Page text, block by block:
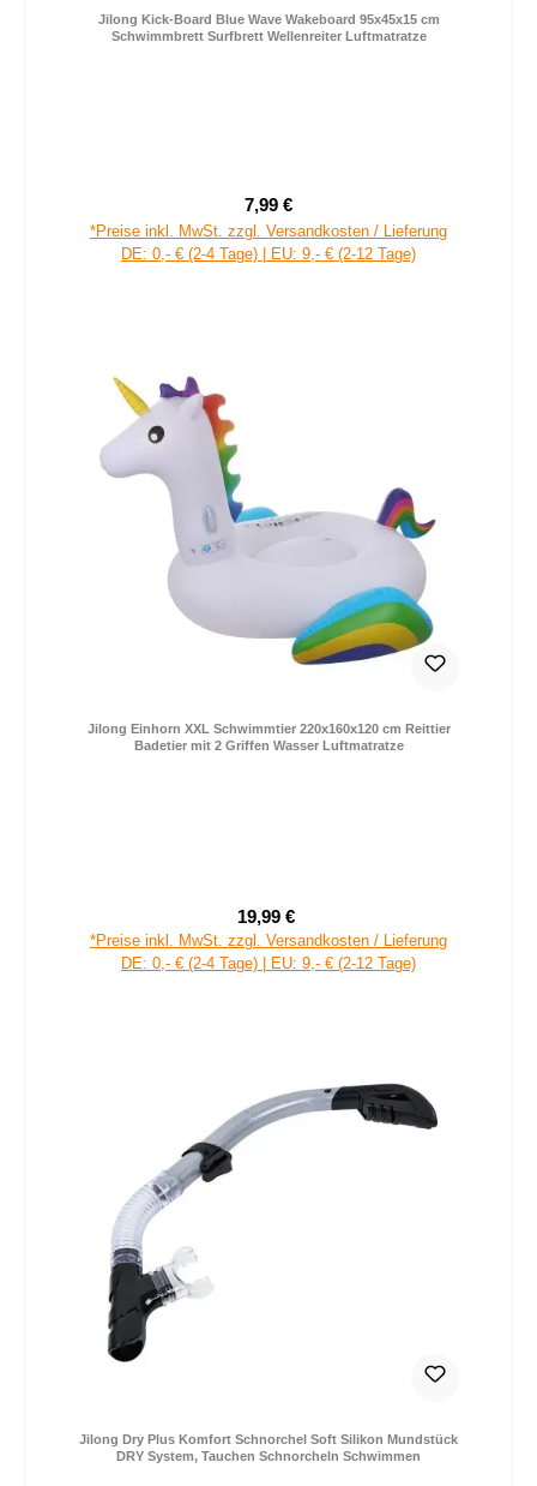
Jilong Kick-Board Blue Wave Wakeboard 95x45x15 cm
Schwimmbrett Surfbrett Wellenreiter Luftmatratze
Regulärer Preis:
7,99 €
*Preise inkl. MwSt. zzgl. Versandkosten / Lieferung
DE: 0,- € (2-4 Tage) | EU: 9,- € (2-12 Tage)
Jilong Einhorn XXL Schwimmtier 220x160x120 cm Reittier
Badetier mit 2 Griffen Wasser Luftmatratze
Verkaufspreis:
19,99 €
*Preise inkl. MwSt. zzgl. Versandkosten / Lieferung
DE: 0,- € (2-4 Tage) | EU: 9,- € (2-12 Tage)
Jilong Dry Plus Komfort Schnorchel Soft Silikon Mundstück
DRY System, Tauchen Schnorcheln Schwimmen